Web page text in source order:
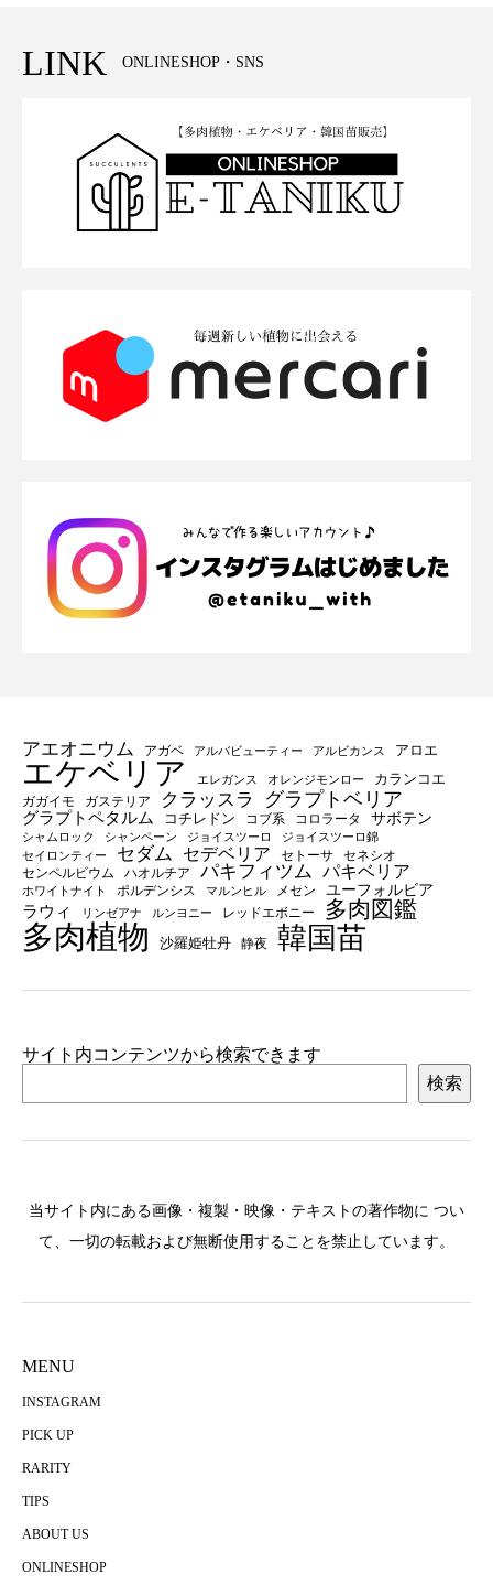
LINK ONLINESHOP・SNS
アエオニウム アガベ アルバビューティー アルビカンス アロエ
エケベリア エレガンス オレンジモンロー カランコエ
ガガイモ ガステリア クラッスラ グラプトベリア
グラプトペタルム コチレドン コブ系 コロラータ サボテン
シャムロック シャンペーン ジョイスツーロ
ジョイスツーロ錦
セイロンティー
セダム セデベリア セトーサ
セネシオ
センペルビウム
ハオルチア パキフィツム パキベリア
ホワイトナイト ポルデンシス マルンヒル メセン
ユーフォルビア
ラウィ
リンゼアナ ルンヨニー レッドエボニー 多肉図鑑
多肉植物 沙羅姫牡丹 静夜 韓国苗
サイト内コンテンツから検索できます
検索
当サイト内にある画像・複製・映像・テキストの著作物に つい
て、一切の転載および無断使用することを禁止しています。
MENU
INSTAGRAM
PICK UP
RARITY
TIPS
ABOUT US
ONLINESHOP